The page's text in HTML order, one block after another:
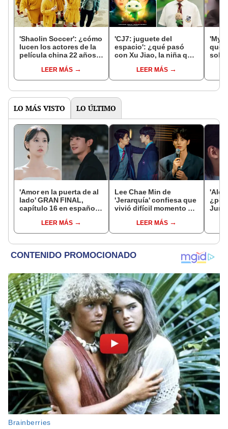
'Shaolin Soccer': ¿cómo
lucen los actores de la
película china 22 años
LEER MÁS
'CJ7: juguete del
espacio': ¿qué pasó
con Xu Jiao, la niña que
película china?
LEER MÁS
'My
qué
LO MÁS VISTO LO ÚLTIMO
'Amor en la puerta de al
lado' GRAN FINAL,
capítulo 16 en español
y dónde ver ONLINE?
LEER MÁS
Lee Chae Min de
'Jerarquía' confiesa que
vivió difícil momento al
muy solitario"
LEER MÁS
¿por
Jung